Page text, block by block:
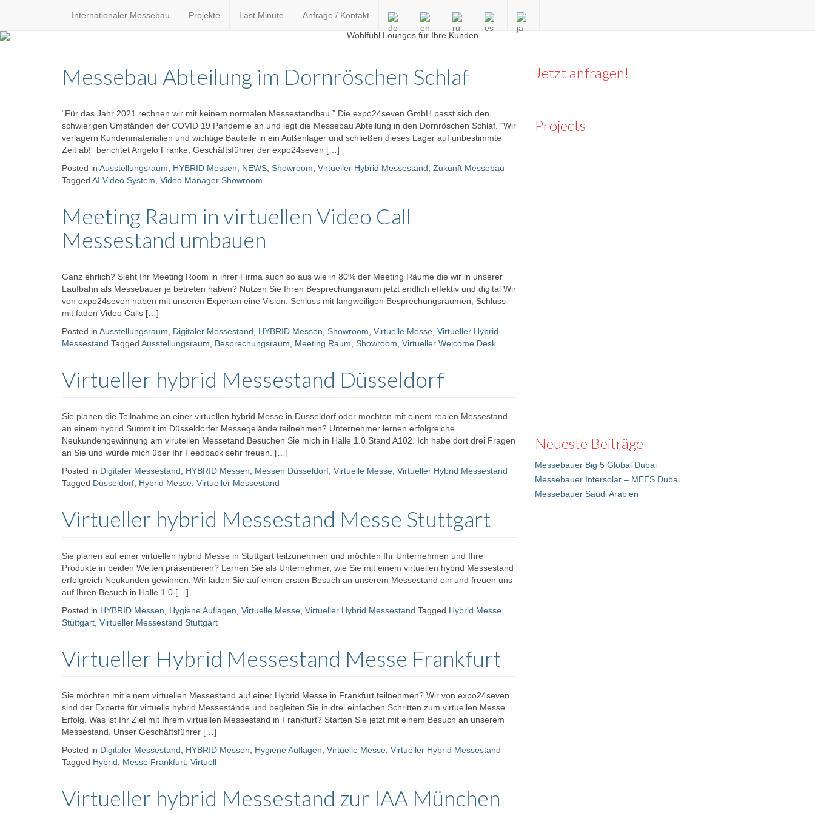
Internationaler Messebau Projekte Last Minute Anfrage / Kontakt
expo24seven
eventware
Messebau Abteilung im Dornröschen Schlaf
“Für das Jahr 2021 rechnen wir mit keinem normalen Messestandbau.” Die expo24seven GmbH passt sich den
schwierigen Umständen der COVID 19 Pandemie an und legt die Messebau Abteilung in den Dornröschen Schlaf. “Wir
verlagern Kundenmaterialien und wichtige Bauteile in ein Außenlager und schließen dieses Lager auf unbestimmte
Zeit ab!” berichtet Angelo Franke, Geschäftsführer der expo24seven […]
Posted in Ausstellungsraum HYBRID Messen NEWS Showroom Virtueller Hybrid Messestand Zukunft Messebau
Tagged AI Video System Video Manager Showroom
Meeting Raum in virtuellen Video Call
Messestand umbauen
Ganz ehrlich? Sieht Ihr Meeting Room in ihrer Firma auch so aus wie in 80% der Meeting Räume die wir in unserer
Laufbahn als Messebauer je betreten haben? Nutzen Sie Ihren Besprechungsraum jetzt endlich effektiv und digital Wir
von expo24seven haben mit unseren Experten eine Vision. Schluss mit langweiligen Besprechungsräumen, Schluss
mit faden Video Calls […]
Posted in Ausstellungsraum Digitaler Messestand HYBRID Messen Showroom Virtuelle Messe Virtueller Hybrid
Messestand Tagged Ausstellungsraum Besprechungsraum Meeting Raum Showroom Virtueller Welcome Desk
Virtueller hybrid Messestand Düsseldorf
Sie planen die Teilnahme an einer virtuellen hybrid Messe in Düsseldorf oder möchten mit einem realen Messestand
an einem hybrid Summit im Düsseldorfer Messegelände teilnehmen? Unternehmer lernen erfolgreiche
Neukundengewinnung am virutellen Messetand Besuchen Sie mich in Halle 1.0 Stand A102. Ich habe dort drei Fragen
an Sie und würde mich über Ihr Feedback sehr freuen. […]
Posted in Digitaler Messestand HYBRID Messen Messen Düsseldorf Virtuelle Messe Virtueller Hybrid Messestand
Tagged Düsseldorf Hybrid Messe Virtueller Messestand
Virtueller hybrid Messestand Messe Stuttgart
Sie planen auf einer virtuellen hybrid Messe in Stuttgart teilzunehmen und möchten Ihr Unternehmen und Ihre
Produkte in beiden Welten präsentieren? Lernen Sie als Unternehmer, wie Sie mit einem virtuellen hybrid Messestand
erfolgreich Neukunden gewinnen. Wir laden Sie auf einen ersten Besuch an unserem Messestand ein und freuen uns
auf Ihren Besuch in Halle 1.0 […]
Posted in HYBRID Messen Hygiene Auflagen Virtuelle Messe Virtueller Hybrid Messestand Tagged Hybrid Messe
Stuttgart Virtueller Messestand Stuttgart
Virtueller Hybrid Messestand Messe Frankfurt
Sie möchten mit einem virtuellen Messestand auf einer Hybrid Messe in Frankfurt teilnehmen? Wir von expo24seven
sind der Experte für virtuelle hybrid Messestände und begleiten Sie in drei einfachen Schritten zum virtuellen Messe
Erfolg. Was ist Ihr Ziel mit Ihrem virtuellen Messestand in Frankfurt? Starten Sie jetzt mit einem Besuch an unserem
Messestand. Unser Geschäftsführer […]
Posted in Digitaler Messestand HYBRID Messen Hygiene Auflagen Virtuelle Messe Virtueller Hybrid Messestand
Tagged Hybrid Messe Frankfurt Virtuell
Virtueller hybrid Messestand zur IAA München
Jetzt anfragen!
Projects
Neueste Beiträge
Messebauer Big 5 Global Dubai
Messebauer Intersolar – MEES Dubai
Messebauer Saudi Arabien